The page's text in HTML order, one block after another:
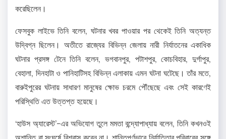
করেছিলেন।
ফেসবুক লাইভে তিনি বলেন, ঘটনার খবর পাওয়ার পর থেকেই তিনি অত্যন্ত
উদ্বিগ্ন ছিলেন। অতীতে রাজ্যের বিভিন্ন জেলায় নারী নির্যাতনের একাধিক
ঘটনার প্রসঙ্গ টেনে তিনি বলেন, ভগবানপুর, পটাশপুর, কোচবিহার, দুর্গাপুর,
বেহালা, দিনহাটা ও পানিহাটিসহ বিভিন্ন এলাকায় এমন ঘটনা ঘটেছে। তাঁর মতে,
বারুইপুরের ঘটনায় সাধারণ মানুষের ক্ষোভ চরমে পৌঁছেছে এবং সেই কারণেই
পরিস্থিতি এত উত্তপ্ত হয়েছে।
‘হাউস অ্যারেস্ট’-এর অভিযোগ তুলে মমতা বন্দ্যোপাধ্যায় বলেন, তিনি কখনওই